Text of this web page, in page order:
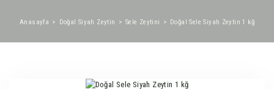
Anasayfa Doğal Siyah Zeytin Sele Zeytini Doğal Sele Siyah Zeytin 1 kğ